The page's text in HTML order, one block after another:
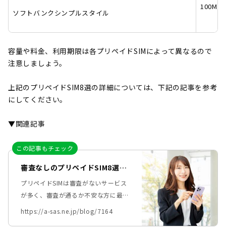
ソフトバンクシンプルスタイル
100MB
容量や料金、利用期限は各プリペイドSIMによって異なるので
注意しましょう。
上記のプリペイドSIM8選の詳細については、下記の記事を参考
にしてください。
▼関連記事
この記事もチェック
審査なしのプリペイドSIM8選！
審査に通りやすい格安SIMもご
紹介
プリペイドSIMは審査がないサービス
が多く、審査が通るか不安な方に最適
と言えます。ですが実際にどこのプリ
https://a-sas.ne.jp/blog/7164